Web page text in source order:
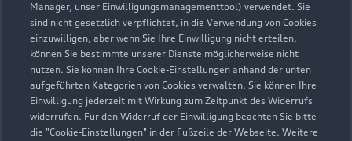
Manager, unser Einwilligungsmanagementtool) verwendet. Sie
sind nicht gesetzlich verpflichtet, in die Verwendung von Cookies
einzuwilligen, aber wenn Sie Ihre Einwilligung nicht erteilen,
können Sie bestimmte unserer Dienste möglicherweise nicht
nutzen. Sie können Ihre Cookie-Einstellungen anhand der unten
aufgeführten Kategorien von Cookies verwalten. Sie können Ihre
Einwilligung jederzeit mit Wirkung zum Zeitpunkt des Widerrufs
widerrufen. Für den Widerruf der Einwilligung beachten Sie bitte
die "Cookie-Einstellungen" in der Fußzeile der Webseite. Weitere
Öffnungszeiten
Verkauf
Geschlossen, öffnet am Montag 08:00